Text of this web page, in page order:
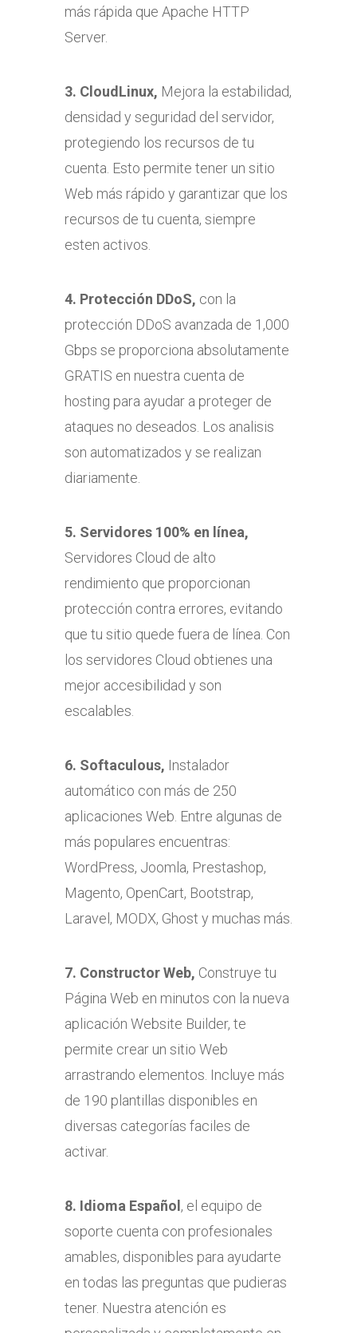
más rápida que Apache HTTP
Server.
3. CloudLinux, Mejora la estabilidad,
densidad y seguridad del servidor,
protegiendo los recursos de tu
cuenta. Esto permite tener un sitio
Web más rápido y garantizar que los
recursos de tu cuenta, siempre
esten activos.
4. Protección DDoS, con la
protección DDoS avanzada de 1,000
Gbps se proporciona absolutamente
GRATIS en nuestra cuenta de
hosting para ayudar a proteger de
ataques no deseados. Los analisis
son automatizados y se realizan
diariamente.
5. Servidores 100% en línea,
Servidores Cloud de alto
rendimiento que proporcionan
protección contra errores, evitando
que tu sitio quede fuera de línea. Con
los servidores Cloud obtienes una
mejor accesibilidad y son
escalables.
6. Softaculous, Instalador
automático con más de 250
aplicaciones Web. Entre algunas de
más populares encuentras:
WordPress, Joomla, Prestashop,
Magento, OpenCart, Bootstrap,
Laravel, MODX, Ghost y muchas más.
7. Constructor Web, Construye tu
Página Web en minutos con la nueva
aplicación Website Builder, te
permite crear un sitio Web
arrastrando elementos. Incluye más
de 190 plantillas disponibles en
diversas categorías faciles de
activar.
8. Idioma Español , el equipo de
soporte cuenta con profesionales
amables, disponibles para ayudarte
en todas las preguntas que pudieras
tener. Nuestra atención es